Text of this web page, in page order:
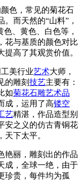
色，常见的菊花石
而天然的“山料”，
、黄色、白色等，
花与基质的颜色对比
高了其观赏价值。
美行业艺术大师，
的雕刻 技艺主要有：
如菊花石雕艺术品
成，运用了高镂空
艺精湛，作品造型别
安之义的仿古青铜花
下太平。
艳丽，雕刻出的作品
成，全球一绝，由于
珍贵，每件均为孤